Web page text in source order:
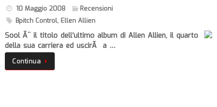
10 Maggio 2008
Recensioni
Bpitch Control, Ellen Allien
SoolÃ¨ il titolo dell’ultimo album di Allen Allien, il quarto
della sua carriera ed uscirÃ a …
Continua